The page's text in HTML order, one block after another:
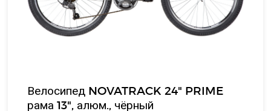
Велосипед NOVATRACK 24" PRIME
рама 13", алюм., чёрный